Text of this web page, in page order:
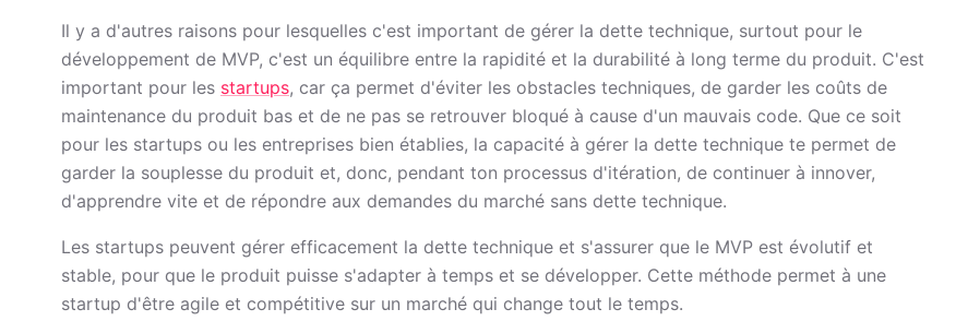
Il y a d'autres raisons pour lesquelles c'est important de gérer la dette technique, surtout pour le
développement de MVP, c'est un équilibre entre la rapidité et la durabilité à long terme du produit. C'est
important pour les startups, car ça permet d'éviter les obstacles techniques, de garder les coûts de
maintenance du produit bas et de ne pas se retrouver bloqué à cause d'un mauvais code. Que ce soit
pour les startups ou les entreprises bien établies, la capacité à gérer la dette technique te permet de
garder la souplesse du produit et, donc, pendant ton processus d'itération, de continuer à innover,
d'apprendre vite et de répondre aux demandes du marché sans dette technique.
Les startups peuvent gérer efficacement la dette technique et s'assurer que le MVP est évolutif et
stable, pour que le produit puisse s'adapter à temps et se développer. Cette méthode permet à une
startup d'être agile et compétitive sur un marché qui change tout le temps.